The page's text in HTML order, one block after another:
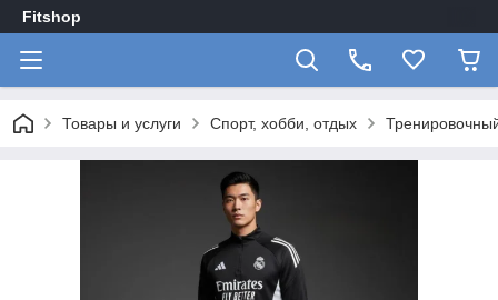
Fitshop
Товары и услуги Спорт, хобби, отдых